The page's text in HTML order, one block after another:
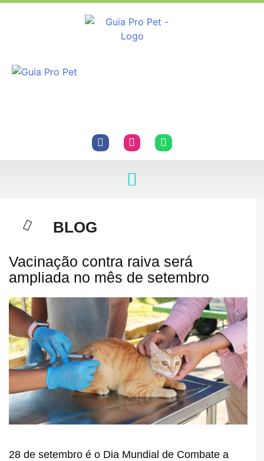
BLOG
Vacinação contra raiva será
ampliada no mês de setembro
28 de setembro é o Dia Mundial de Combate a